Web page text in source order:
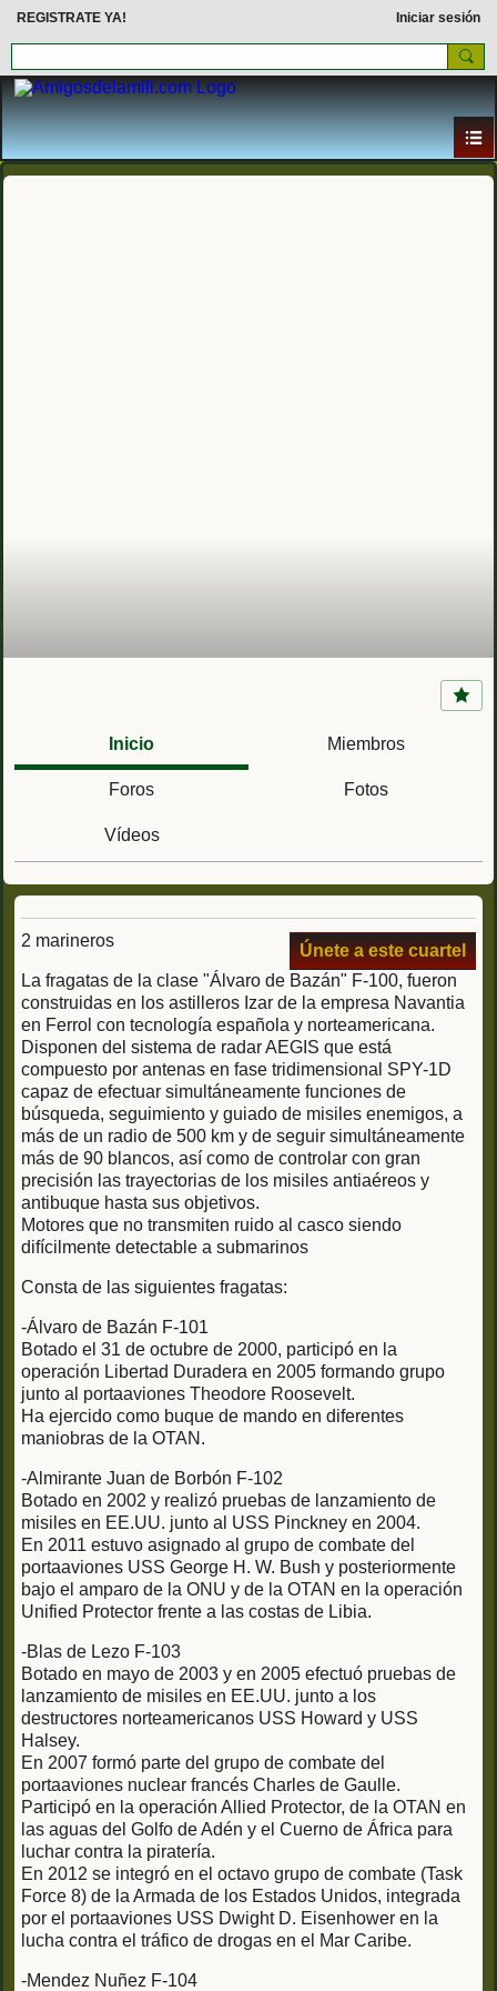
REGISTRATE YA! Iniciar sesión
Fragata Álvaro de Bazán F-101 clase Álvaro de
Inicio Miembros
Foros Fotos
Vídeos
2 marineros
Únete a este cuartel
La fragatas de la clase "Álvaro de Bazán" F-100, fueron
construidas en los astilleros Izar de la empresa Navantia
en Ferrol con tecnología española y norteamericana.
Disponen del sistema de radar AEGIS que está
compuesto por antenas en fase tridimensional SPY-1D
capaz de efectuar simultáneamente funciones de
búsqueda, seguimiento y guiado de misiles enemigos, a
más de un radio de 500 km y de seguir simultáneamente
más de 90 blancos, así como de controlar con gran
precisión las trayectorias de los misiles antiaéreos y
antibuque hasta sus objetivos.
Motores que no transmiten ruido al casco siendo
difícilmente detectable a submarinos
Consta de las siguientes fragatas:
-Álvaro de Bazán F-101
Botado el 31 de octubre de 2000, participó en la
operación Libertad Duradera en 2005 formando grupo
junto al portaaviones Theodore Roosevelt.
Ha ejercido como buque de mando en diferentes
maniobras de la OTAN.
-Almirante Juan de Borbón F-102
Botado en 2002 y realizó pruebas de lanzamiento de
misiles en EE.UU. junto al USS Pinckney en 2004.
En 2011 estuvo asignado al grupo de combate del
portaaviones USS George H. W. Bush y posteriormente
bajo el amparo de la ONU y de la OTAN en la operación
Unified Protector frente a las costas de Libia.
-Blas de Lezo F-103
Botado en mayo de 2003 y en 2005 efectuó pruebas de
lanzamiento de misiles en EE.UU. junto a los
destructores norteamericanos USS Howard y USS
Halsey.
En 2007 formó parte del grupo de combate del
portaaviones nuclear francés Charles de Gaulle.
Participó en la operación Allied Protector, de la OTAN en
las aguas del Golfo de Adén y el Cuerno de África para
luchar contra la piratería.
En 2012 se integró en el octavo grupo de combate (Task
Force 8) de la Armada de los Estados Unidos, integrada
por el portaaviones USS Dwight D. Eisenhower en la
lucha contra el tráfico de drogas en el Mar Caribe.
-Mendez Nuñez F-104